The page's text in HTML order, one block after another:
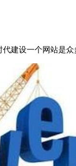
建设一个网站是